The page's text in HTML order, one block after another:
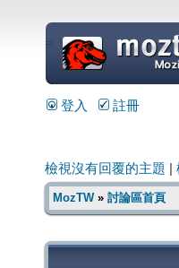
=
登入 註冊
檢視沒有回覆的主題
MozTW» 討論區首頁